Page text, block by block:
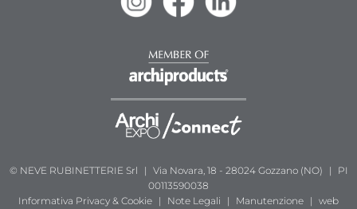
© NEVE RUBINETTERIE Srl | Via Novara, 18 - 28024 Gozzano (NO) |
PI
00113590038
Informativa Privacy & Cookie | Note Legali | Manutenzione | web